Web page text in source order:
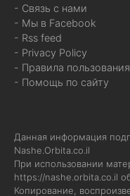
- Связь с нами
- Мы в Facebook
- Rss feed
- Privacy Policy
- Правила пользования
- Помощь по сайту
Данная информация
Nashe.Orbita.co.il
При использовании
https://nashe.orbita.co.il
Копирование,